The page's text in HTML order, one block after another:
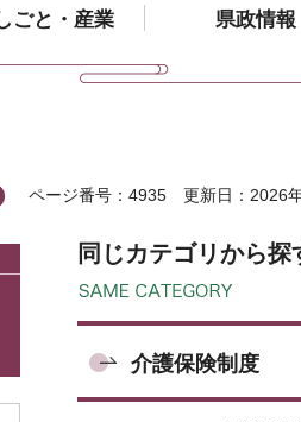
ごと・産業 県政情報
ページ番号：4935 更新日：2026
同じカテゴリから探
介護保険制度